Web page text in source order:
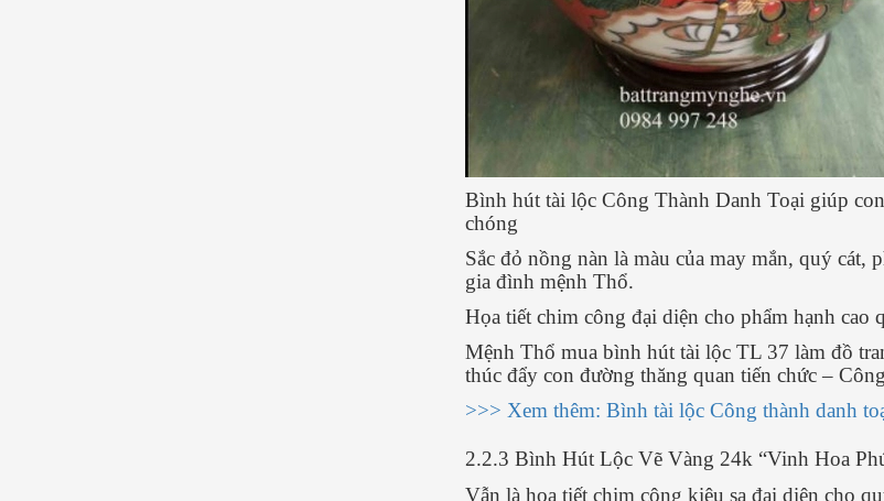
Bình hút tài lộc Công Thành Danh Toại giúp
chóng
Sắc đỏ nồng nàn là màu của may mắn, quý
gia đình mệnh Thổ.
Họa tiết chim công đại diện cho phẩm hạnh cao
Mệnh Thổ mua bình hút tài lộc TL 37 làm đồ
thúc đẩy con đường thăng quan tiến chức –
>>> Xem thêm: Bình tài lộc Công thành danh
2.2.3 Bình Hút Lộc Vẽ Vàng 24k “Vinh Hoa
Vẫn là họa tiết chim công kiêu sa đại diện cho